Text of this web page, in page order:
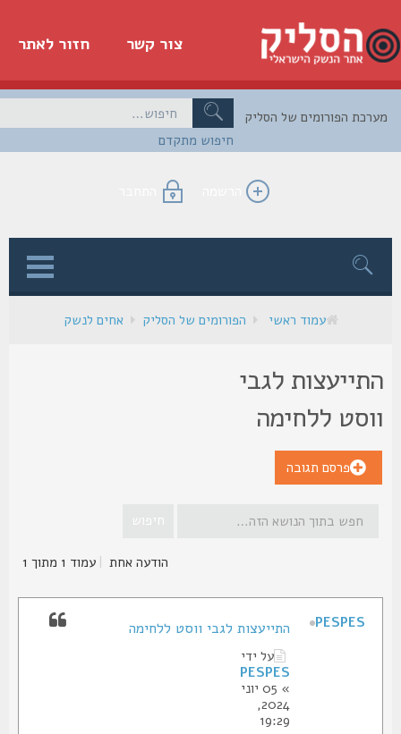
חזור לאתר צור קשר
חיפוש מתקדם
הפורומים של הסליק
הרשמה התחבר
עמוד ראשי הפורומים של הסליק אחים לנשק
לגבי
ללחימה
פרסם תגובה
הודעה אחת |עמוד1מתוך1
התייעצות לגבי ווסט ללחימה
על ידי
PESPES
» 05 יוני
2024,
19:29
PESPES